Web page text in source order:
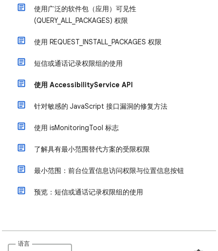
使用广泛的软件包（应用）可见性
(QUERY_ALL_PACKAGES) 权限
使用 REQUEST_INSTALL_PACKAGES 权限
短信或通话记录权限组的使用
使用 AccessibilityService API
针对敏感的 JavaScript 接口漏洞的修复方法
使用 isMonitoringTool 标志
了解具有最小范围替代方案的受限权限
最小范围：前台位置信息访问权限与位置信息按钮
预览：短信或通话记录权限组的使用
语言